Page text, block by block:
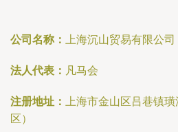
公司名称： 上海沉山贸易有限公司
法人代表： 凡马会
注册地址：
上海市金山区吕巷镇
区）